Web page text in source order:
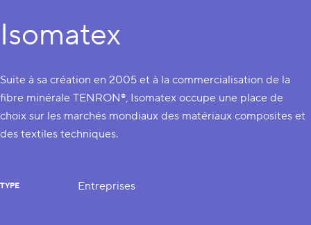
Isomatex
Suite à sa création en 2005 et à la commercialisation de la
fibre minérale TENRON®, Isomatex occupe une place de
choix sur les marchés mondiaux des matériaux composites et
des textiles techniques.
TYPE Entreprises